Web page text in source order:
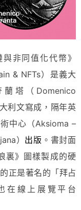
非同值化代幣》
& NFTs）是義大
塔（Domenico
利文寫成，隔年英
中心（Aksioma –
） 出版 。書封面
裏》圖樣製成的硬
正是著名的「拜占
在線上展覽平台